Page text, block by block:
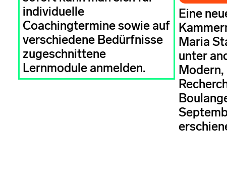
individuelle
Coachingtermine sowie auf
verschiedene Bedürfnisse
zugeschnittene
Lernmodule anmelden.
Eine
Maria
unter
Modern,